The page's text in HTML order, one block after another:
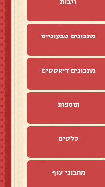
מתכונים טבעוניים
מתכונים דיאטטים
תוספות
סלטים
מתכוני עוף